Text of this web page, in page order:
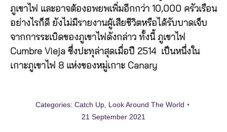
ภูเขาไฟ และอาจต้องอพยพเพิ่มอีกกว่า 10,000 ครัวเรือน
อย่างไรก็ดี ยังไม่มีรายงานผู้เสียชีวิตหรือได้รับบาดเจ็บ
จากการระเบิดของภูเขาไฟดังกล่าว ทั้งนี้ ภูเขาไฟ
Cumbre Vieja ซึ่งปะทุล่าสุดเมื่อปี 2514 เป็นหนึ่งใน
เกาะภูเขาไฟ 8 แห่งของหมู่เกาะ Canary
Categories: Catch Up, Look Around The World
21 September 2021